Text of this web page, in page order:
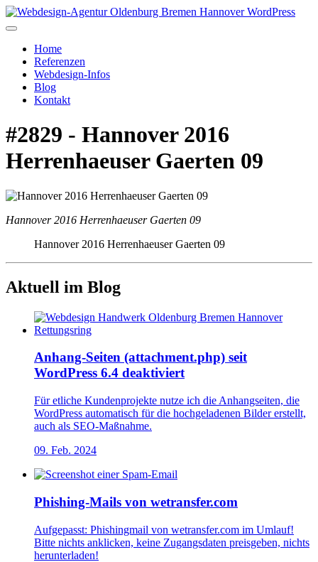
Home
Referenzen
Webdesign-Infos
Blog
Kontakt
#2829 - Hannover 2016
Herrenhaeuser Gaerten 09
Hannover 2016 Herrenhaeuser Gaerten 09
Hannover 2016 Herrenhaeuser Gaerten 09
Aktuell im Blog
Anhang-Seiten (attachment.php) seit
WordPress 6.4 deaktiviert
Für etliche Kundenprojekte nutze ich die Anhangseiten, die
WordPress automatisch für die hochgeladenen Bilder erstellt,
auch als SEO-Maßnahme.
09. Feb. 2024
Phishing-Mails von wetransfer.com
Aufgepasst: Phishingmail von wetransfer.com im Umlauf!
Bitte nichts anklicken, keine Zugangsdaten preisgeben, nichts
herunterladen!